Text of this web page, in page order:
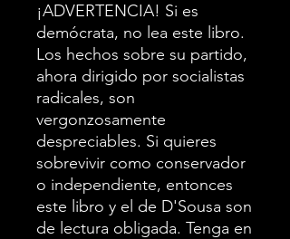
¡ADVERTENCIA! Si es
demócrata, no lea este libro.
Los hechos sobre su partido,
ahora dirigido por socialistas
radicales, son
vergonzosamente
despreciables. Si quieres
sobrevivir como conservador
o independiente, entonces
este libro y el de D'Sousa son
de lectura obligada. Tenga en